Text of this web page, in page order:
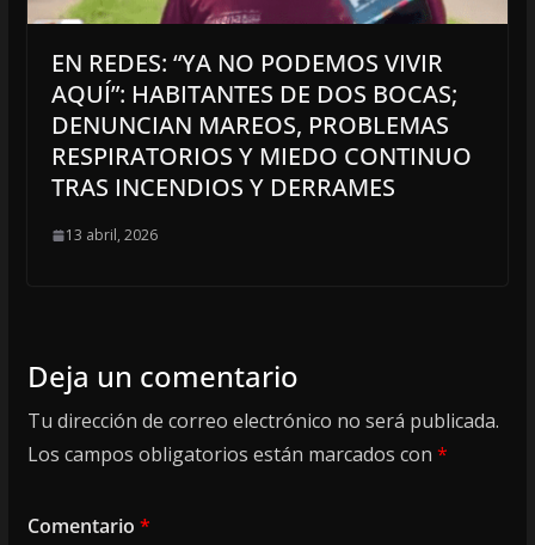
EN REDES: “YA NO PODEMOS VIVIR
AQUÍ”: HABITANTES DE DOS BOCAS;
DENUNCIAN MAREOS, PROBLEMAS
RESPIRATORIOS Y MIEDO CONTINUO
TRAS INCENDIOS Y DERRAMES
13 abril, 2026
Deja un comentario
Tu dirección de correo electrónico no será publicada.
Los campos obligatorios están marcados con *
Comentario *